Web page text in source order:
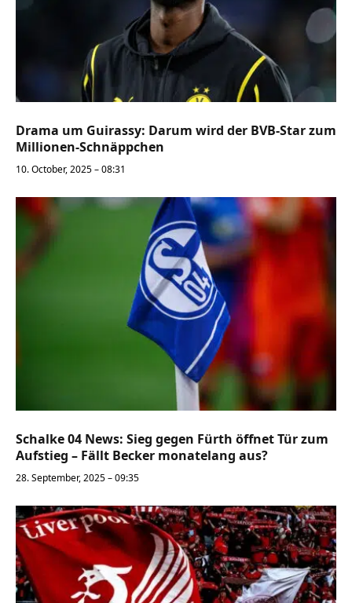
Drama um Guirassy: Darum wird der BVB-Star zum
Millionen-Schnäppchen
10. October, 2025 – 08:31
Schalke 04 News: Sieg gegen Fürth öffnet Tür zum
Aufstieg – Fällt Becker monatelang aus?
28. September, 2025 – 09:35